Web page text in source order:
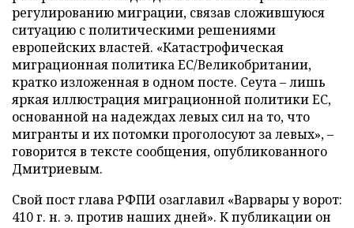
регулированию миграции, связав сложившуюся
ситуацию с политическими решениями
европейских властей. «Катастрофическая
миграционная политика ЕС/Великобритании,
кратко изложенная в одном посте. Сеута – лишь
яркая иллюстрация миграционной политики ЕС,
основанной на надеждах левых сил на то, что
мигранты и их потомки проголосуют за левых», –
говорится в тексте сообщения, опубликованного
Дмитриевым.
Свой пост глава РФПИ озаглавил «Варвары у ворот:
410 г. н. э. против наших дней». К публикации он